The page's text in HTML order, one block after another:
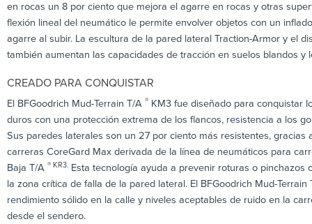
en rocas un 8 por ciento que mejora el agarre en rocas y otras
flexión lineal del neumático le permite envolver objetos con un
agarre al subir. La escultura de la pared lateral Traction-Armor y el
también aumentan las capacidades de tracción en suelos blandos y
CREADO PARA CONQUISTAR
El BFGoodrich Mud-Terrain T/A ® KM3 fue diseñado para conquistar
duros con una protección extrema de los flancos, resistencia a los
Sus paredes laterales son un 27 por ciento más resistentes, gracias
carreras CoreGard Max derivada de la línea de neumáticos para
Baja T/A ® KR3. Esta tecnología ayuda a prevenir roturas o pinchazos
la zona crítica de falla de la pared lateral. El BFGoodrich Mud-
rendimiento sólido en la calle y niveles aceptables de ruido en la
desde el sendero.